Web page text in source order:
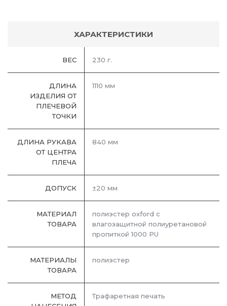
ХАРАКТЕРИСТИКИ
ВЕС 230 г.
ДЛИНА
ИЗДЕЛИЯ ОТ
ПЛЕЧЕВОЙ
ТОЧКИ
1110 мм
ДЛИНА РУКАВА
ОТ ЦЕНТРА
ПЛЕЧА
840 мм
ДОПУСК ±20 мм
МАТЕРИАЛ
ТОВАРА
полиэстер oxford с
влагозащитной полиуретановой
пропиткой 1000 PU
МАТЕРИАЛЫ
ТОВАРА
полиэстер
МЕТОД
Трафаретная печать